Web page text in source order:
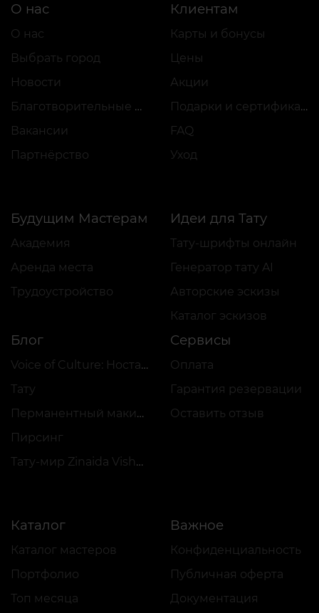
О нас
О нас
Выбрать город
Новости
Благотворительные проекты
Вакансии
Партнёрство
Клиентам
Карты и бонусы
Цены
Акции
Подарки и сертификаты
FAQ
Уход
Будущим Мастерам
Академия
Аренда места
Трудоустройство
Идеи для Тату
Тату-шрифты онлайн
Генератор тату AI
Авторские эскизы
Каталог эскизов
Блог
Voice of Culture: Ностальгия по 2000-м
Тату
Перманентный макияж
Пирсинг
Тату-мир Zinaida Vishenka
Сервисы
Оплата
Гарантия резервации
Оставить отзыв
Каталог
Каталог мастеров
Портфолио
Топ месяца
Важное
Конфиденциальность
Публичная оферта
Документация